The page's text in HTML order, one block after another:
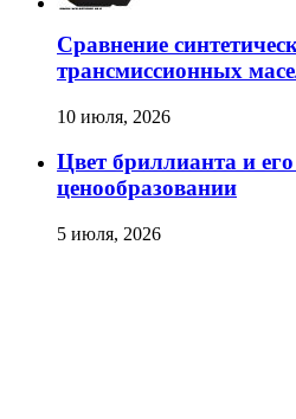
Сравнение
трансмиссионных
10 июля, 2026
Цвет бриллианта и
ценообразовании
5 июля, 2026